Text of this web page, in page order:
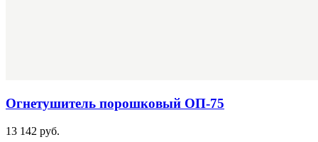
Огнетушитель порошковый ОП-75
13 142 руб.